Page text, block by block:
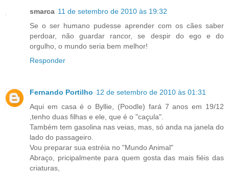
smarca 11 de setembro de 2010 às 19:32
Se o ser humano pudesse aprender com os cães saber
perdoar, não guardar rancor, se despir do ego e do
orgulho, o mundo seria bem melhor!
Responder
Fernando Portilho 12 de setembro de 2010 às 01:31
Aqui em casa é o Byllie, (Poodle) fará 7 anos em 19/12
,tenho duas filhas e ele, que é o "caçula".
Também tem gasolina nas veias, mas, só anda na janela do
lado do passageiro.
Vou preparar sua estréia no "Mundo Animal"
Abraço, pricipalmente para quem gosta das mais fiéis das
criaturas,